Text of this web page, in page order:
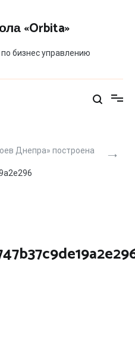
«Orbita»
бизнес управлению
Днепра» построена